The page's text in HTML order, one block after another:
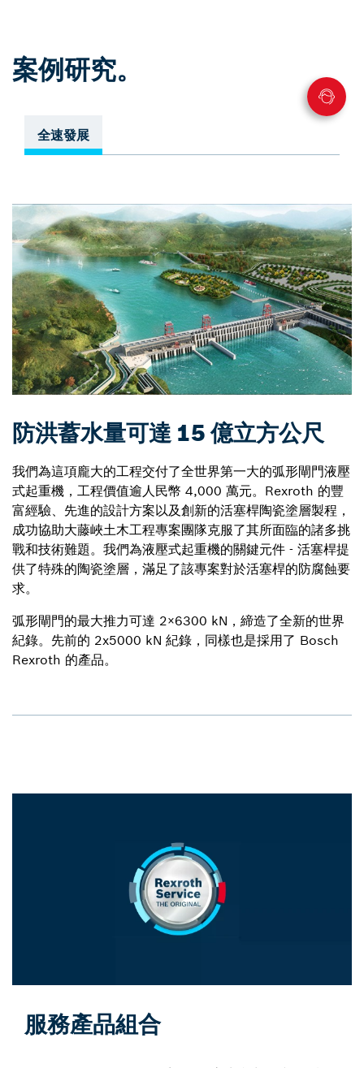
案例研究。
全速發展
防洪蓄水量可達 15 億立方公尺
我們為這項龐大的工程交付了全世界第一大的弧形閘門液壓
式起重機，工程價值逾人民幣 4,000 萬元。Rexroth 的豐
富經驗、先進的設計方案以及創新的活塞桿陶瓷塗層製程，
成功協助大藤峽土木工程專案團隊克服了其所面臨的諸多挑
戰和技術難題。我們為液壓式起重機的關鍵元件 - 活塞桿提
供了特殊的陶瓷塗層，滿足了該專案對於活塞桿的防腐蝕要
求。
弧形閘門的最大推力可達 2×6300 kN，締造了全新的世界
紀錄。先前的 2x5000 kN 紀錄，同樣也是採用了 Bosch
Rexroth 的產品。
服務產品組合